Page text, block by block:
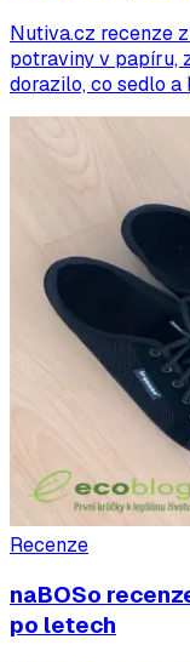
Nutiva.cz recenze
potraviny v papíru,
dorazilo, co sedlo a
Recenze
naBOSo
po letech